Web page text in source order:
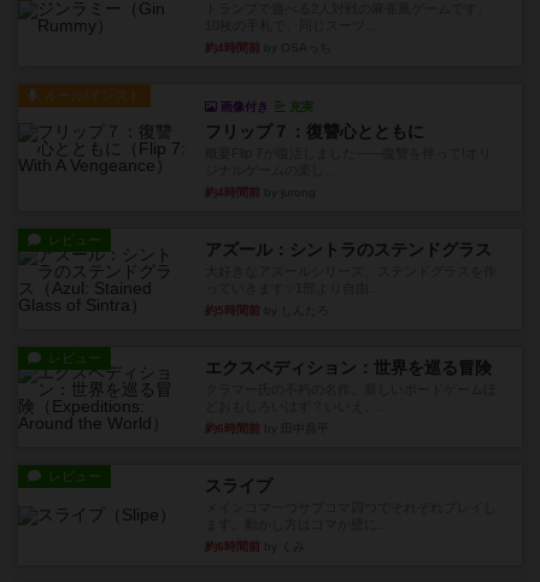
約4時間前
ルール/インスト
画像付き 充実
フリップ７：復讐心とともに
約4時間前
レビュー アズール：シントラのステンドグラス
約5時間前
レビュー エクスペディション：世界を巡る冒険
約6時間前
レビュー スライプ
約6時間前